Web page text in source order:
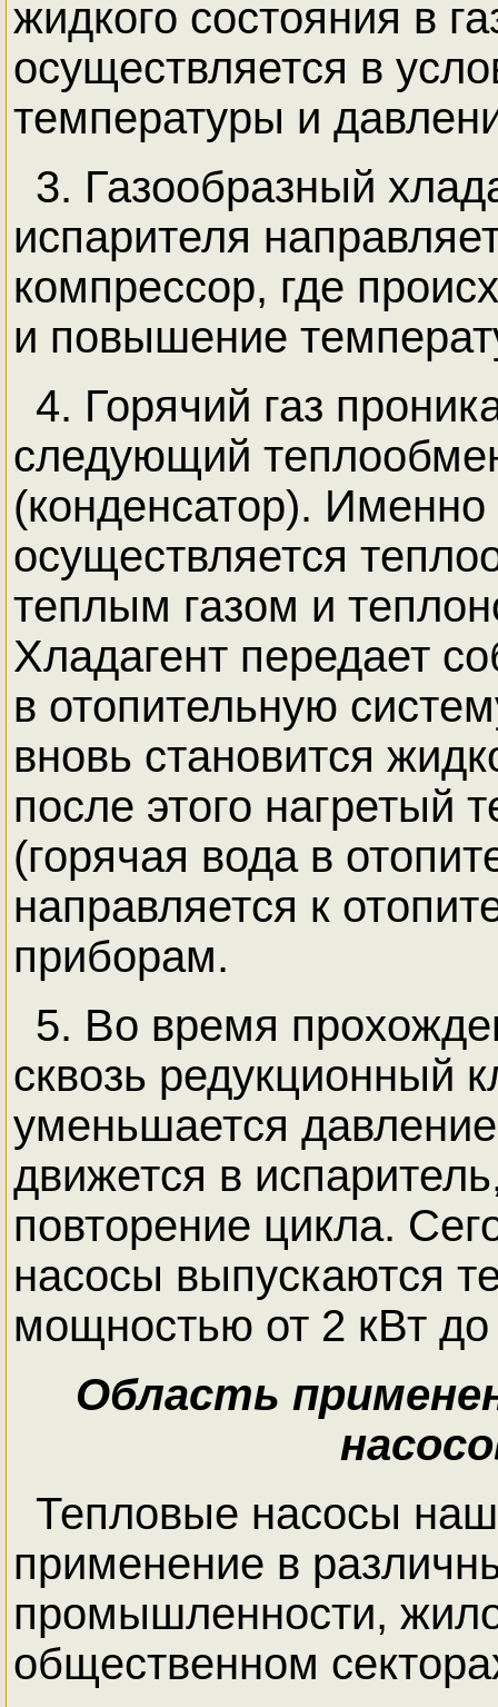
жидкого состояния в
осуществляется в
температуры и
3. Газообразный
испарителя
компрессор, где
и повышение
4. Горячий газ
следующий
(конденсатор).
осуществляется
теплым газом и
Хладагент передает
в отопительную
вновь становится
после этого нагретый
(горячая вода в
направляется к
приборам.
5. Во время
сквозь редукционный
уменьшается
движется в
повторение цикла.
насосы выпускаются
мощностью от 2 кВт
Область
Тепловые насосы
применение в
промышленности,
общественном